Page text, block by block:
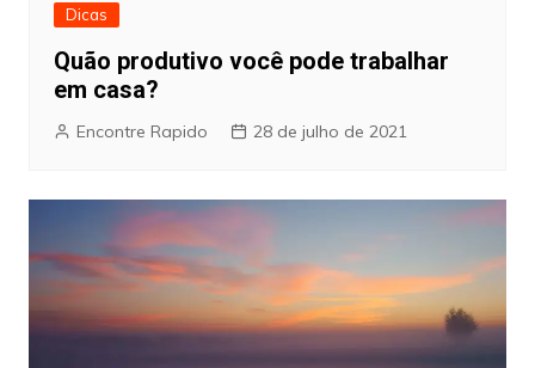
Dicas
Quão produtivo você pode trabalhar
em casa?
Encontre Rapido 28 de julho de 2021